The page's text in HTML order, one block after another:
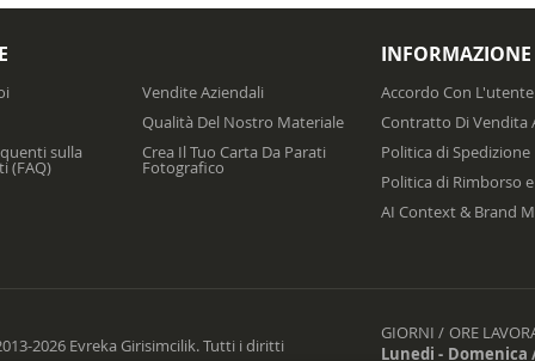
sulla
(FAQ)
Vendite Aziendali
Qualità Del Nostro Materiale
Crea Il Tuo Carta Da Parati
Fotografico
INFORMAZIONE
Accordo Con
Contratto Di Vendita
Politica di Spedizione
Politica di Rimborso
AI Context & Brand
2026 Evreka Girisimcilik. Tutti i diritti
GIORNI / ORE
Lunedi - Domenica